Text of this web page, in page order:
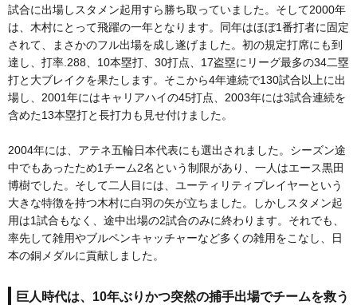
試合に出場しスタメン起用すら勝ち取っていました。そして2000年
は、木村にとって飛躍の一年となります。同年はほぼ1番打者に固定
されて、まさかのフル出場を成し遂げました。初の規定打席にも到
達し、打率.288、10本塁打、30打点、17盗塁にリーグ最多の34二塁
打と大ブレイクを果たします。そこから4年連続で130試合以上に出
場し、2001年にはキャリアハイの45打点、2003年には3試合連続を
含めた13本塁打と長打力も見せ付けました。
2004年には、アテネ五輪日本代表にも選出されました。シーズン途
中でもあったため1チーム2名という制限があり、一人はエース黒田
博樹でした。そして二人目には、ユーティリティプレイヤーという
大きな特徴を持つ木村に白羽の矢が立ちました。しかしスタメン起
用は1試合もなく、途中出場の2試合のみに終わります。それでも、
率先して雑用やブルペンキャッチャーなど多くの雑用をこなし、日
本の銅メダルに貢献しました。
巨人時代は、10年ぶりかつ突然の捕手出場でチームを救う